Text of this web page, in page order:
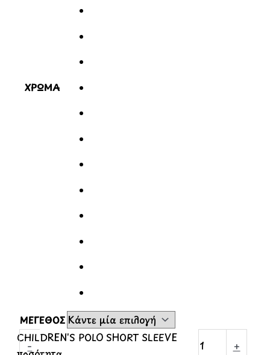
ΧΡΩΜΑ
ΜΕΓΕΘΟΣ
-
CHILDREN'S POLO SHORT SLEEVE
+